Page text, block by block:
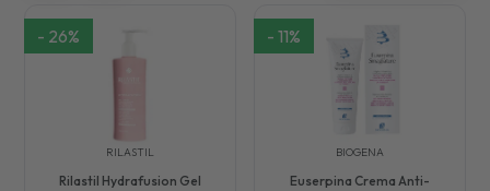
- 26%
RILASTIL
Rilastil Hydrafusion Gel
- 11%
BIOGENA
Euserpina Crema Anti-